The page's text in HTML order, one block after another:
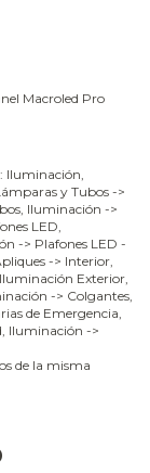
Macroled Pro
Iluminación,
y Tubos ->
Iluminación ->
LED,
-> Plafones LED -
-> Interior,
Exterior,
-> Colgantes,
de Emergencia,
Iluminación ->
de la misma